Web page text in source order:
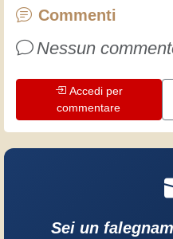
è una
Commenti
Nessun
Accedi per
commentare
Sei un